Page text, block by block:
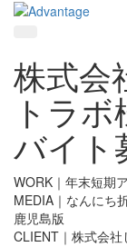
株式会
トラ
バイト
WORK｜年末短期
MEDIA｜なんにち
鹿児島版
CLIENT｜株式会